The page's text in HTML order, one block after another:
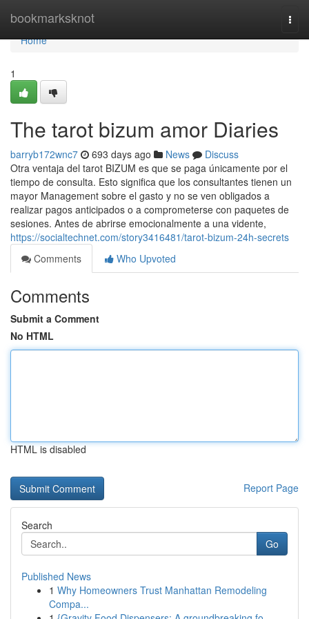
bookmarksknot
Home
Home
1
The tarot bizum amor Diaries
barryb172wnc7 693 days ago News
Discuss
Otra ventaja del tarot BIZUM es que se paga únicamente por el
tiempo de consulta. Esto significa que los consultantes tienen un
mayor Management sobre el gasto y no se ven obligados a
realizar pagos anticipados o a comprometerse con paquetes de
sesiones. Antes de abrirse emocionalmente a una vidente,
https://socialtechnet.com/story3416481/tarot-bizum-24h-secrets
Comments
Who Upvoted
Comments
Submit a Comment
No HTML
HTML is disabled
Report Page
Search
Go
Published News
1 Why Homeowners Trust Manhattan Remodeling
Compa...